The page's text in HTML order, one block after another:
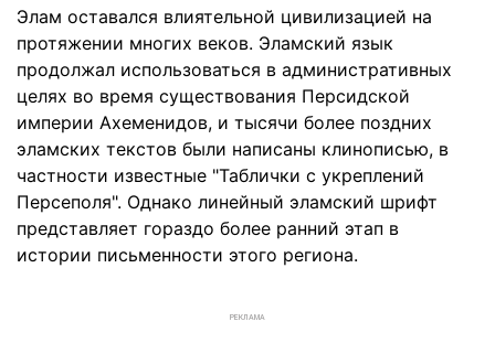
Элам оставался влиятельной цивилизацией на
протяжении многих веков. Эламский язык
продолжал использоваться в административных
целях во время существования Персидской
империи Ахеменидов, и тысячи более поздних
эламских текстов были написаны клинописью, в
частности известные "Таблички с укреплений
Персеполя". Однако линейный эламский шрифт
представляет гораздо более ранний этап в
истории письменности этого региона.
РЕКЛАМА